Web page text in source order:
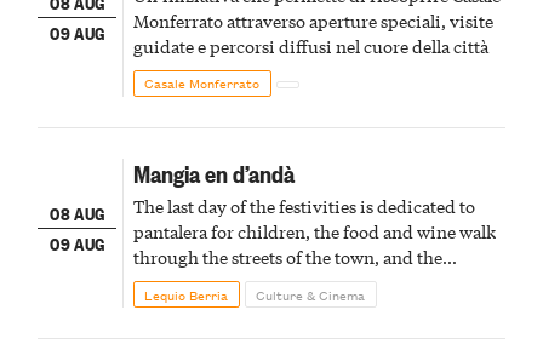
09 AUG
Monferrato attraverso aperture speciali, visite
guidate e percorsi diffusi nel cuore della città
Casale Monferrato
08 AUG
09 AUG
Mangia en d’andà
The last day of the festivities is dedicated to
pantalera for children, the food and wine walk
through the streets of the town, and the
fireworks finale
Lequio Berria Culture & Cinema